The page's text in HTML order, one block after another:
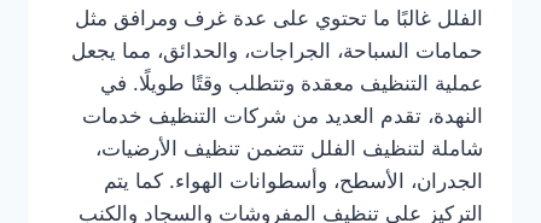
الفلل غالبًا ما تحتوي على عدة غرف ومرافق مثل
حمامات السباحة، الجراجات، والحدائق، مما يجعل
عملية التنظيف معقدة وتتطلب وقتًا طويلًا. في
النهدة، تقدم العديد من شركات التنظيف خدمات
شاملة لتنظيف الفلل تتضمن تنظيف الأرضيات،
الجدران، الأسطح، وأسطوانات الهواء. كما يتم
التركيز على تنظيف المفروشات والسجاد والكنب